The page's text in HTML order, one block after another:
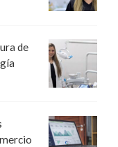
de